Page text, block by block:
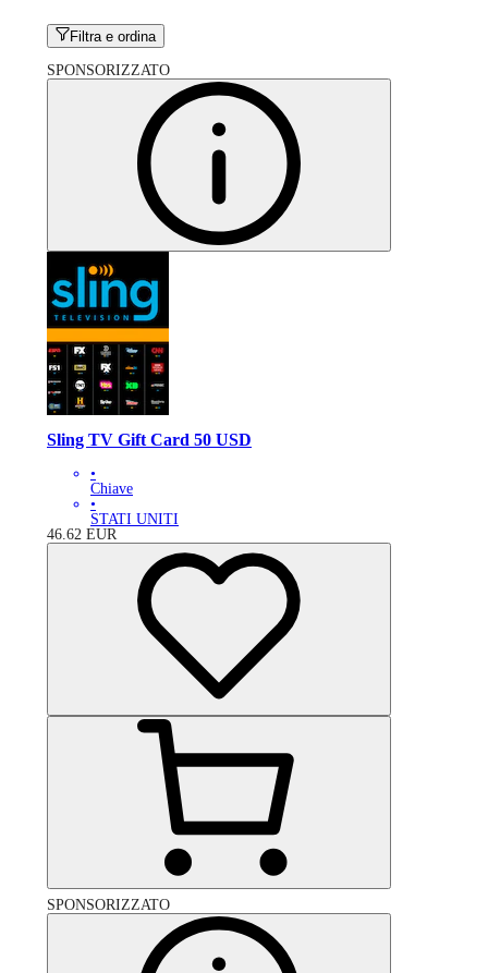
Filtra e ordina
SPONSORIZZATO
Sling TV Gift Card 50 USD
•
Chiave
•
STATI UNITI
46.62 EUR
SPONSORIZZATO